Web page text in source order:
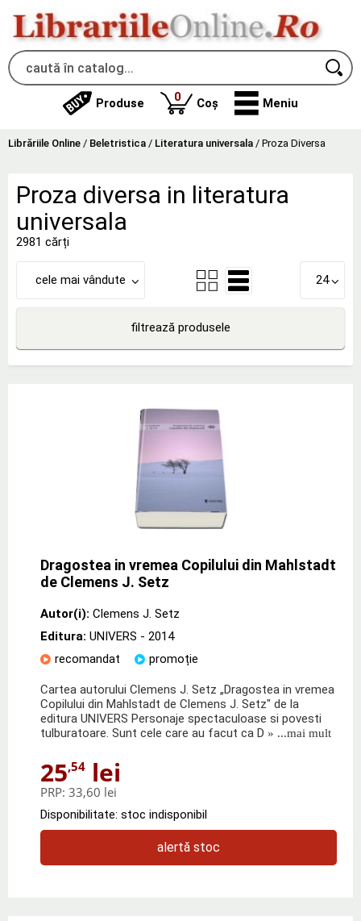
Produse 0produse
Coș Meniu
Librăriile Online / Beletristica / Literatura universala / Proza Diversa
Proza diversa in literatura
universala
2981 cărți
cele mai vândute 24
filtrează produsele
Dragostea in vremea Copilului din Mahlstadt
de Clemens J. Setz
Autor(i): Clemens J. Setz
Editura: UNIVERS - 2014
recomandat
promoție
Cartea autorului Clemens J. Setz „Dragostea in vremea
Copilului din Mahlstadt de Clemens J. Setz" de la
editura UNIVERS Personaje spectaculoase si povesti
tulburatoare. Sunt cele care au facut ca D » ...mai mult
25,54 lei
PRP: 33,60 lei
Disponibilitate: stoc indisponibil
alertă stoc